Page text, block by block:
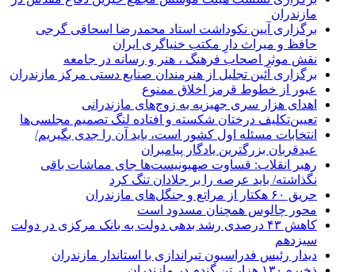
مازندران
برگزاری آیین نکوداشت استاد محمدرضا اسحاقی گرجی
حافظ و میراث دارِ مکتب خنیاگری ایران
نقش موثر اصحاب فرهنگ ، هنر و رسانه در جامعه
برگزاری آئین تجلیل از هنرمندان صنایع دستی مرکز مازندران
عبور از خطوط قرمز اخلاق ممنوع
اهدای هزار سری جهیزیه به زوج‌های مازندرانی
تعیین‌تکلیف درختان شکسته و افتاده لنگ تصمیم مجلسی‌ها
انتخابات مسئله اول کشور است، باید آن را جدی بگیریم/
عیدقربان بزرگترین یادگار پیامبران
رهبر انقلاب: قساوت صهیونیست‌ها جای مماشات باقی
نگذاشته/ باید عرصه را بر جلادان تنگ کرد
حریق ۶۰ هکتار از مراتع و جنگل‌های مازندران
محور چالوس همچنان مسدود است
کاهش ۴۳ درصدی رشد بدهی دولت به بانک مرکزی در دولت
سیزدهم
دیدار رئیس فدراسیون تیراندازی با استاندار مازندران